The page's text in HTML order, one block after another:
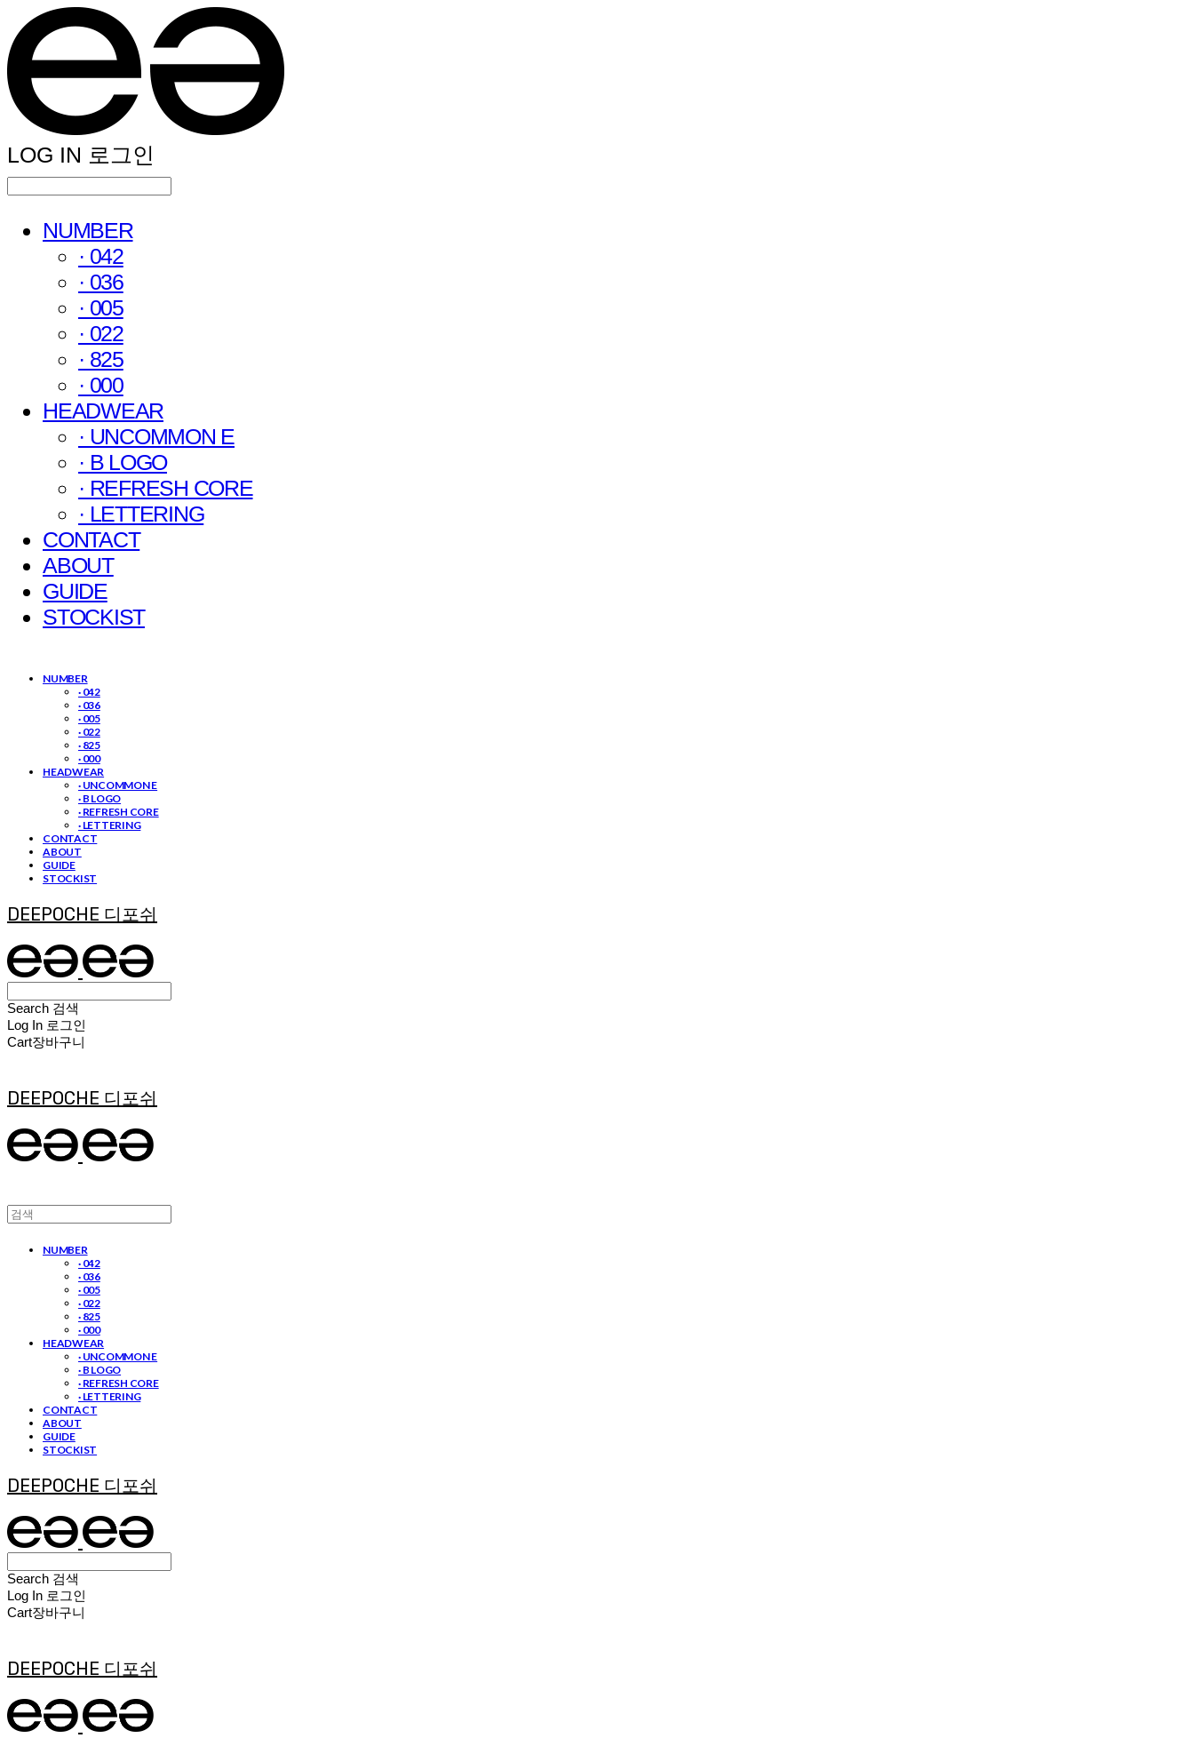
LOG IN 로그인
NUMBER
· 042
· 036
· 005
· 022
· 825
· 000
HEADWEAR
· UNCOMMON E
· B LOGO
· REFRESH CORE
· LETTERING
CONTACT
ABOUT
GUIDE
STOCKIST
NUMBER
· 042
· 036
· 005
· 022
· 825
· 000
HEADWEAR
· UNCOMMON E
· B LOGO
· REFRESH CORE
· LETTERING
CONTACT
ABOUT
GUIDE
STOCKIST
DEEPOCHE 디포쉬
Search 검색
Log In 로그인
Cart장바구니
DEEPOCHE 디포쉬
NUMBER
· 042
· 036
· 005
· 022
· 825
· 000
HEADWEAR
· UNCOMMON E
· B LOGO
· REFRESH CORE
· LETTERING
CONTACT
ABOUT
GUIDE
STOCKIST
DEEPOCHE 디포쉬
Search 검색
Log In 로그인
Cart장바구니
DEEPOCHE 디포쉬